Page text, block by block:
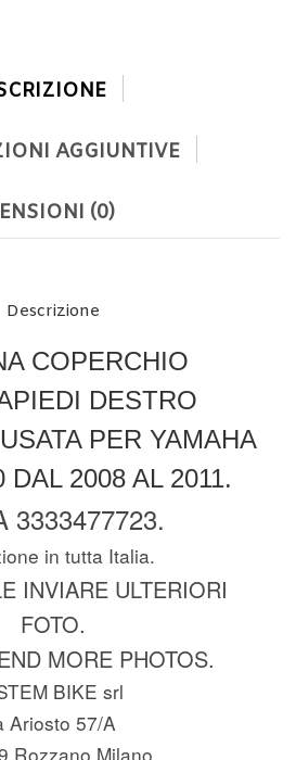
AGGIUNTIVE
(0)
Descrizione
COPERCHIO
DESTRO
PER YAMAHA
DAL 2008 AL 2011.
3333477723.
in tutta Italia.
INVIARE ULTERIORI
FOTO.
MORE PHOTOS.
BIKE srl
Ariosto 57/A
Rozzano Milano